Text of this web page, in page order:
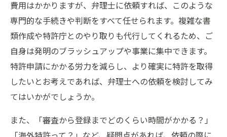
費用はかかりますが、弁理士に依頼すれば、このような
専門的な手続きや判断をすべて任せられます。複雑な書
類作成や特許庁とのやり取りも代行してくれるため、ご
自身は発明のブラッシュアップや事業に集中できます。
特許申請にかかる労力を減らし、より確実に特許を取得
したいとお考えであれば、弁理士への依頼を検討してみ
てはいかがでしょうか。
また、「審査から登録までどのくらい時間がかかる？」